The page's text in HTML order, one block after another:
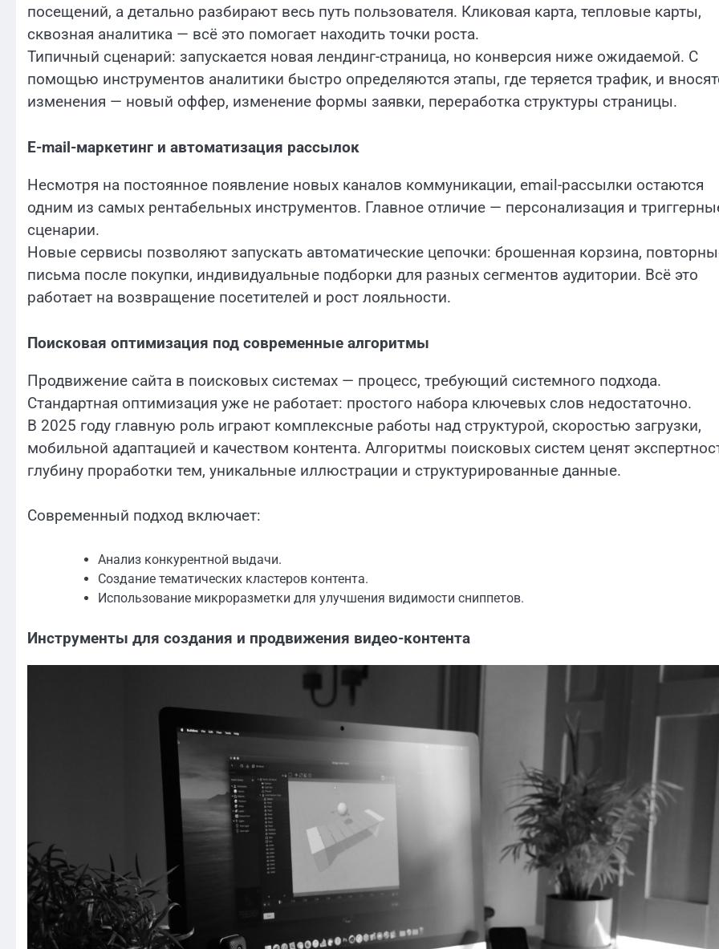
посещений, а детально разбирают весь путь пользователя. Кликовая карта, тепловые карты,
сквозная аналитика — всё это помогает находить точки роста.
Типичный сценарий: запускается новая лендинг-страница, но конверсия ниже ожидаемой. С
помощью инструментов аналитики быстро определяются этапы, где теряется трафик, и
изменения — новый оффер, изменение формы заявки, переработка структуры страницы.
E-mail-маркетинг и автоматизация рассылок
Несмотря на постоянное появление новых каналов коммуникации, email-рассылки остаются
одним из самых рентабельных инструментов. Главное отличие — персонализация и
сценарии.
Новые сервисы позволяют запускать автоматические цепочки: брошенная корзина,
письма после покупки, индивидуальные подборки для разных сегментов аудитории. Всё это
работает на возвращение посетителей и рост лояльности.
Поисковая оптимизация под современные алгоритмы
Продвижение сайта в поисковых системах — процесс, требующий системного подхода.
Стандартная оптимизация уже не работает: простого набора ключевых слов недостаточно.
В 2025 году главную роль играют комплексные работы над структурой, скоростью загрузки,
мобильной адаптацией и качеством контента. Алгоритмы поисковых систем ценят
глубину проработки тем, уникальные иллюстрации и структурированные данные.
Современный подход включает:
Анализ конкурентной выдачи.
Создание тематических кластеров контента.
Использование микроразметки для улучшения видимости сниппетов.
Инструменты для создания и продвижения видео-контента